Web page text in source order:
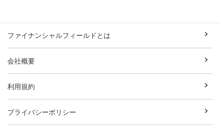
ファイナンシャルフィールドとは
会社概要
利用規約
プライバシーポリシー